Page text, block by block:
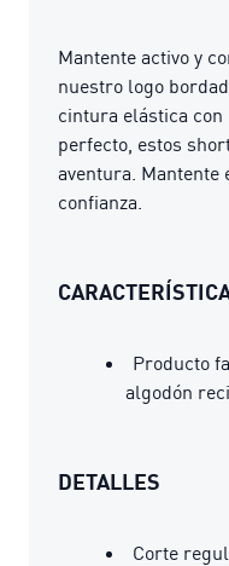
Mantente activo y
nuestro logo
cintura elástica
perfecto, estos
aventura. Mantente
confianza.
Producto
algodón
DETALLES
Corte